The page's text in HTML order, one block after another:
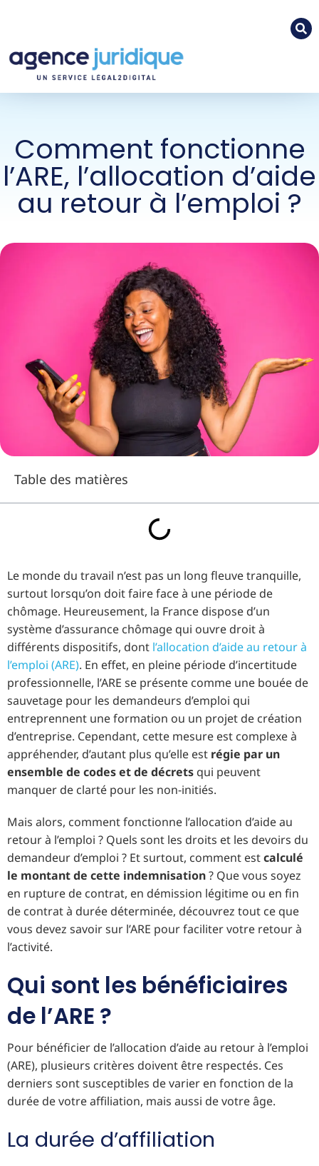
Comment fonctionne
l’ARE, l’allocation d’aide
au retour à l’emploi ?
Table des matières
Le monde du travail n’est pas un long fleuve tranquille,
surtout lorsqu’on doit faire face à une période de
chômage. Heureusement, la France dispose d’un
système d’assurance chômage qui ouvre droit à
différents dispositifs, dont l’allocation d’aide au retour à
l’emploi (ARE). En effet, en pleine période d’incertitude
professionnelle, l’ARE se présente comme une bouée de
sauvetage pour les demandeurs d’emploi qui
entreprennent une formation ou un projet de création
d’entreprise. Cependant, cette mesure est complexe à
appréhender, d’autant plus qu’elle est régie par un
ensemble de codes et de décrets qui peuvent
manquer de clarté pour les non-initiés.
Mais alors, comment fonctionne l’allocation d’aide au
retour à l’emploi ? Quels sont les droits et les devoirs du
demandeur d’emploi ? Et surtout, comment estcalculé
le montant de cette indemnisation? Que vous soyez
en rupture de contrat, en démission légitime ou en fin
de contrat à durée déterminée, découvrez tout ce que
vous devez savoir sur l’ARE pour faciliter votre retour à
l’activité.
Qui sont les bénéficiaires
de l’ARE ?
Pour bénéficier de l’allocation d’aide au retour à l’emploi
(ARE), plusieurs critères doivent être respectés. Ces
derniers sont susceptibles de varier en fonction de la
durée de votre affiliation, mais aussi de votre âge.
La durée d’affiliation